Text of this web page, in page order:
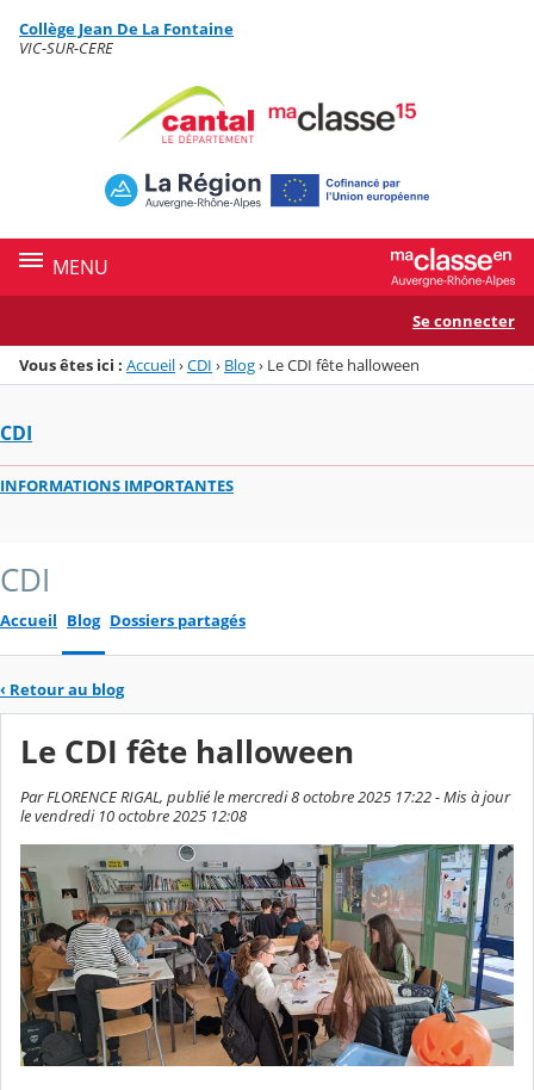
Menu de la rubrique
Contenu
Collège Jean De La Fontaine
VIC-SUR-CERE
MENU
Se connecter
Vous êtes ici : Accueil›CDI › Blog› Le CDI fête halloween
CDI
INFORMATIONS IMPORTANTES
CDI
Accueil Blog Dossiers partagés
‹ Retour au blog
Le CDI fête halloween
Par FLORENCE RIGAL, publié le mercredi 8 octobre 2025 17:22 - Mis à jour
le vendredi 10 octobre 2025 12:08